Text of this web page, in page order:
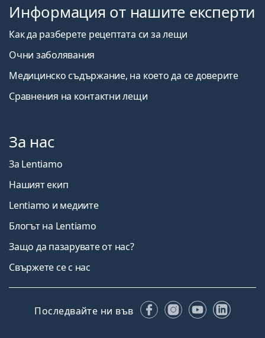
Информация от нашите експерти
Как да разберете рецептата си за лещи
Очни заболявания
Медицинско съдържание, на което да се доверите
Сравнения на контактни лещи
За нас
За Lentiamo
Нашият екип
Lentiamo и медиите
Блогът на Lentiamo
Защо да пазарувате от нас?
Свържете се с нас
Последвайте ни във FacebookInstagram
YouTube